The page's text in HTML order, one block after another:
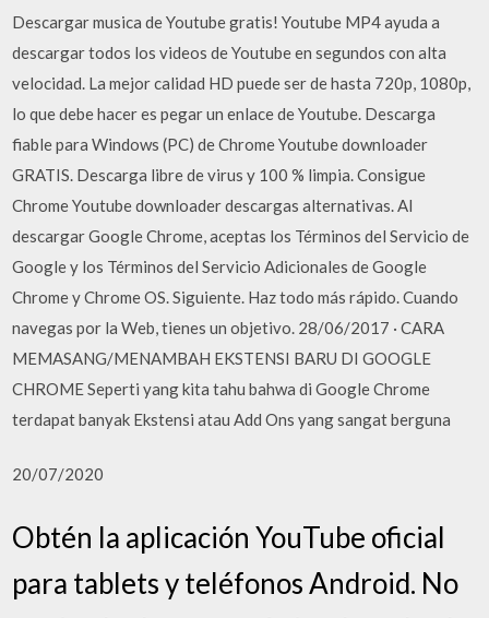
Descargar musica de Youtube gratis! Youtube MP4 ayuda a
descargar todos los videos de Youtube en segundos con alta
velocidad. La mejor calidad HD puede ser de hasta 720p, 1080p,
lo que debe hacer es pegar un enlace de Youtube. Descarga
fiable para Windows (PC) de Chrome Youtube downloader
GRATIS. Descarga libre de virus y 100 % limpia. Consigue
Chrome Youtube downloader descargas alternativas. Al
descargar Google Chrome, aceptas los Términos del Servicio de
Google y los Términos del Servicio Adicionales de Google
Chrome y Chrome OS. Siguiente. Haz todo más rápido. Cuando
navegas por la Web, tienes un objetivo. 28/06/2017 · CARA
MEMASANG/MENAMBAH EKSTENSI BARU DI GOOGLE
CHROME Seperti yang kita tahu bahwa di Google Chrome
terdapat banyak Ekstensi atau Add Ons yang sangat berguna
20/07/2020
Obtén la aplicación YouTube oficial
para tablets y teléfonos Android. No